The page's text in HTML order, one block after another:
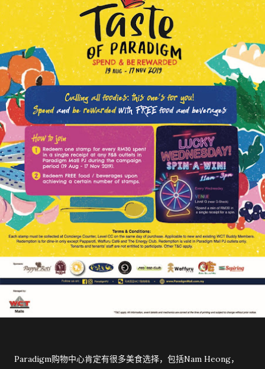
Paradigm购物中心肯定有很多美食选择，包括Nam Heong，